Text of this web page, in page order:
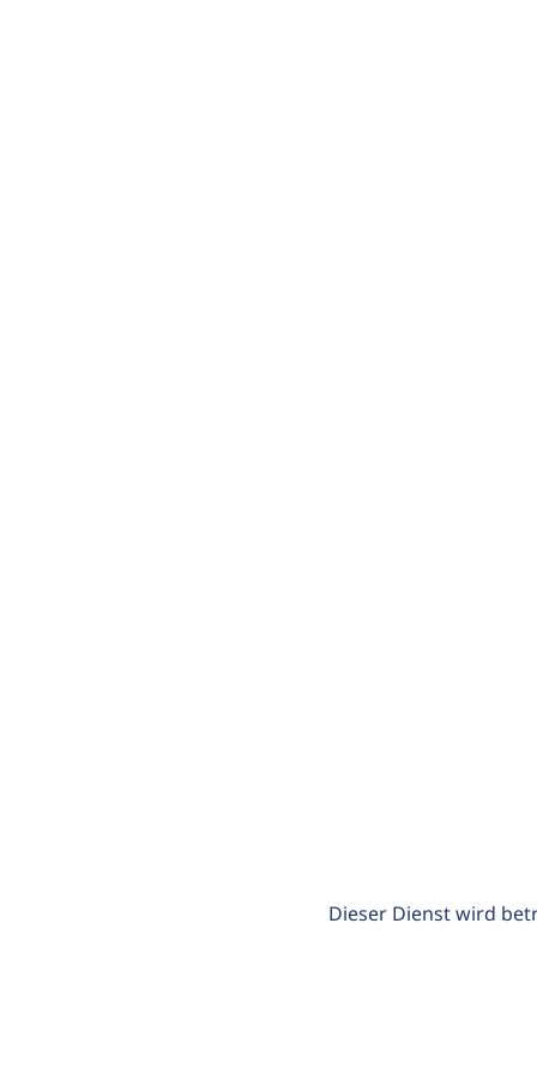
Dieser Dienst wird